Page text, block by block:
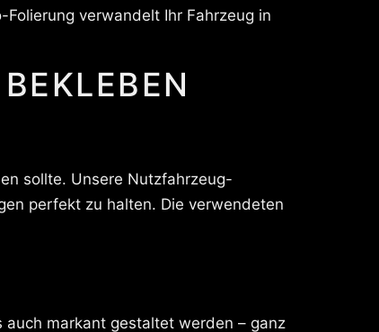
verwandelt Ihr Fahrzeug in
sollte. Unsere Nutzfahrzeug-
perfekt zu halten. Die verwendeten
markant gestaltet werden – ganz